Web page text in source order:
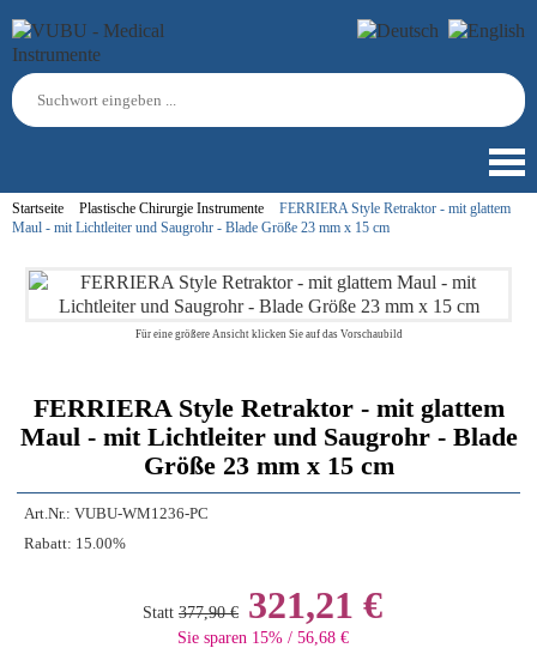
Startseite Plastische Chirurgie Instrumente
FERRIERA Style Retraktor - mit glattem
Maul - mit Lichtleiter und Saugrohr - Blade Größe 23 mm x 15 cm
Für eine größere Ansicht klicken Sie auf das Vorschaubild
FERRIERA Style Retraktor - mit glattem
Maul - mit Lichtleiter und Saugrohr - Blade
Größe 23 mm x 15 cm
Art.Nr.: VUBU-WM1236-PC
Rabatt: 15.00%
Statt 377,90 € 321,21 €
Sie sparen 15% / 56,68 €